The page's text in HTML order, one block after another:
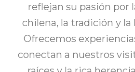
reflejan su pasión por
chilena, la tradición y
Ofrecemos
conectan a nuestros